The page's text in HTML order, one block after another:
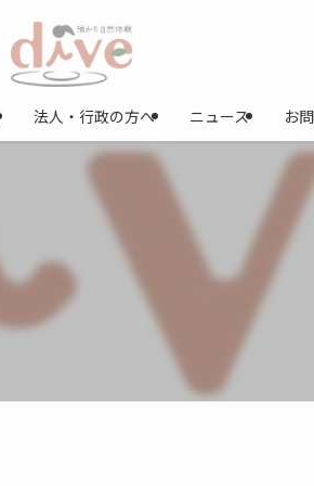
法人・行政の方へ ニュース お